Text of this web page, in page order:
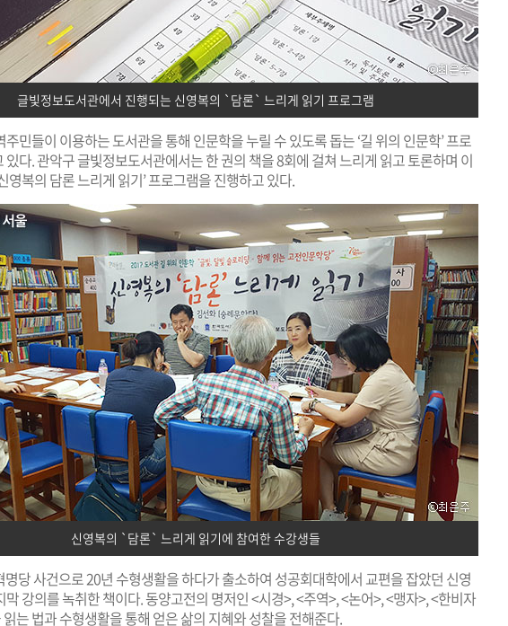
글빛정보도서관에서 진행되는 신영복의 `담론` 느리게 읽기 프로그램
민들이 이용하는 도서관을 통해 인문학을 누릴 수 있도록 돕는 ‘길 위의 인문학’ 프로
있다. 관악구 글빛정보도서관에서는 한 권의 책을 8회에 걸쳐 느리게 읽고 토론하며 이
영복의 담론 느리게 읽기’ 프로그램을 진행하고 있다.
신영복의 `담론` 느리게 읽기에 참여한 수강생들
당 사건으로 20년 수형생활을 하다가 출소하여 성공회대학에서 교편을 잡았던 신영
막 강의를 녹취한 책이다. 동양고전의 명저인 <시경>, <주역>, <논어>, <맹자>, <한비자
는 법과 수형생활을 통해 얻은 삶의 지혜와 성찰을 전해준다.